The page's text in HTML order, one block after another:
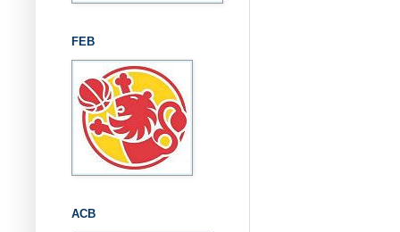
FEB
ACB